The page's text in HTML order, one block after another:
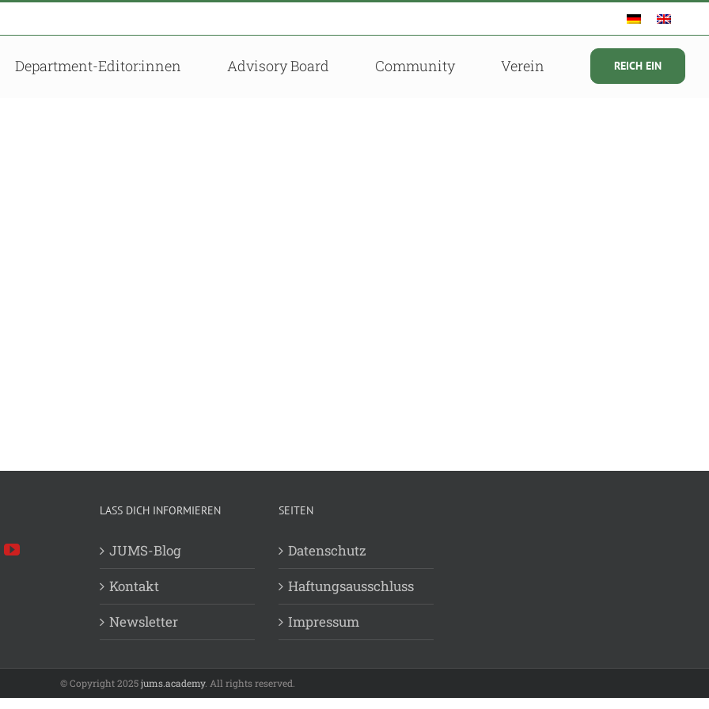
Department-Editor:innen Advisory Board Community Verein REICH EIN
LASS DICH INFORMIEREN
JUMS-Blog
Kontakt
Newsletter
SEITEN
Datenschutz
Haftungsausschluss
Impressum
© Copyright 2025jums.academy. All rights reserved.